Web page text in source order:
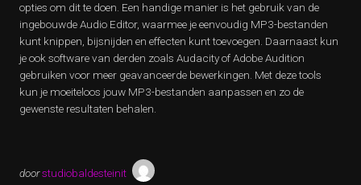
opties om dit te doen. Een handige manier is het gebruik van de
ingebouwde Audio Editor, waarmee je eenvoudig MP3-bestanden
kunt knippen, bijsnijden en effecten kunt toevoegen. Daarnaast kun
je ook software van derden zoals Audacity of Adobe Audition
gebruiken voor meer geavanceerde bewerkingen. Met deze tools
kun je moeiteloos jouw MP3-bestanden aanpassen en zo de
gewenste resultaten behalen.
doorstudiobaldesteinit